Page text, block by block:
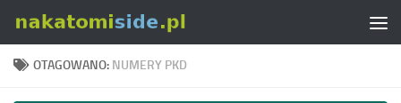
Skip to content
OTAGOWANO: NUMERY PKD